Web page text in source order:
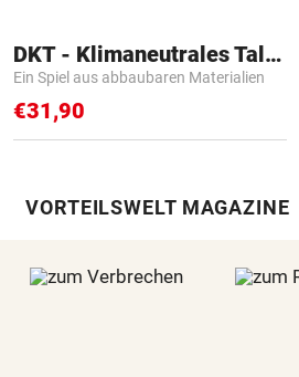
DKT - Klimaneutrales Talent
Ein Spiel aus abbaubaren Materialien
€31,90
VORTEILSWELT MAGAZINE